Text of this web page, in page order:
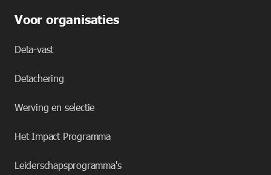
Voor organisaties
Deta-vast
Detachering
Werving en selectie
Het Impact Programma
Leiderschapsprogramma's